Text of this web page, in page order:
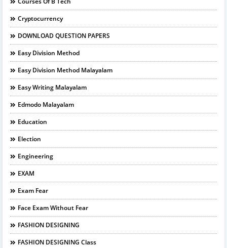
Cryptocurrency
DOWNLOAD QUESTION PAPERS
Easy Division Method
Easy Division Method Malayalam
Easy Writing Malayalam
Edmodo Malayalam
Education
Election
Engineering
EXAM
Exam Fear
Face Exam Without Fear
FASHION DESIGNING
FASHION DESIGNING Class